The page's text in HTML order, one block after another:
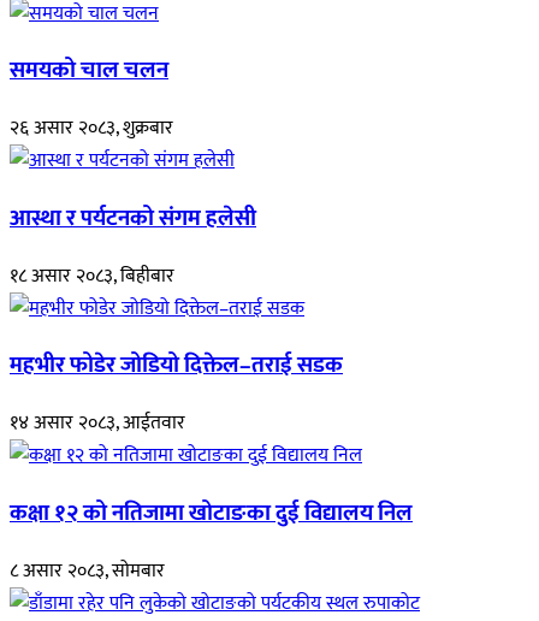
समयको चाल चलन
२६ असार २०८३, शुक्रबार
आस्था र पर्यटनको संगम हलेसी
१८ असार २०८३, बिहीबार
महभीर फोडेर जोडियो दिक्तेल–तराई सडक
१४ असार २०८३, आईतवार
कक्षा १२ को नतिजामा खोटाङका दुई विद्यालय निल
८ असार २०८३, सोमबार